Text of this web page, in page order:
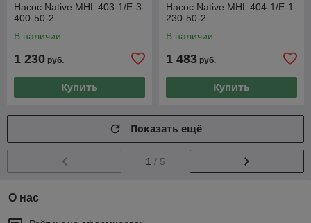
Насос Native MHL 403-1/E-3-
400-50-2
В наличии
1 230 руб.
Купить
Насос Native MHL 404-1/E-1-
230-50-2
В наличии
1 483 руб.
Купить
Показать ещё
1 / 5
О нас